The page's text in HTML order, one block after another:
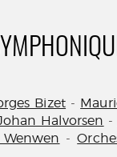
Bizet -
Halvorsen -
Wenwen -